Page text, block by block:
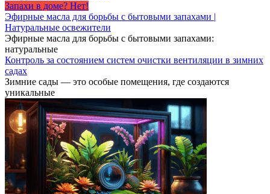
Запахи в доме? Нет!
Эфирные масла для борьбы с бытовыми запахами |
Натуральные освежители
Эфирные масла для борьбы с бытовыми запахами:
натуральные
Контроль за состоянием систем очистки вентиляции в зимних
садах
Зимние сады — это особые помещения, где создаются
уникальные